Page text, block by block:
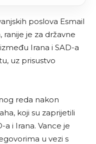
poslova Esmail
ranije je za državne
Irana i SAD-a
uz prisustvo
reda nakon
koji su zaprijetili
i Irana. Vance je
u vezi s